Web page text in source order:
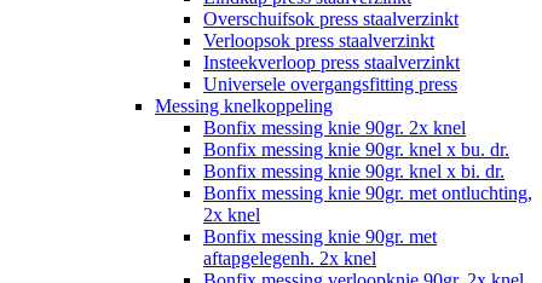
Overschuifsok press staalverzinkt
Verloopsok press staalverzinkt
Insteekverloop press staalverzinkt
Universele overgangsfitting press
Messing knelkoppeling
Bonfix messing knie 90gr. 2x knel
Bonfix messing knie 90gr. knel x bu. dr.
Bonfix messing knie 90gr. knel x bi. dr.
Bonfix messing knie 90gr. met ontluchting,
2x knel
Bonfix messing knie 90gr. met
aftapgelegenh. 2x knel